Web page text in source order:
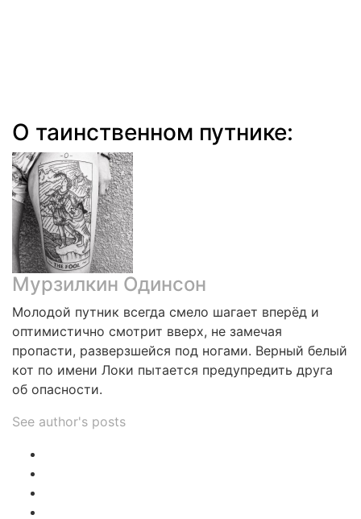
О таинственном путнике:
Мурзилкин Одинсон
Молодой путник всегда смело шагает вперёд и
оптимистично смотрит вверх, не замечая
пропасти, разверзшейся под ногами. Верный белый
кот по имени Локи пытается предупредить друга
об опасности.
See author's posts